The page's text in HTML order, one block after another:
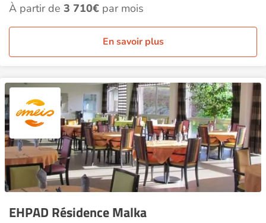
À partir de 3 710€ par mois
En savoir plus
EHPAD Résidence Malka